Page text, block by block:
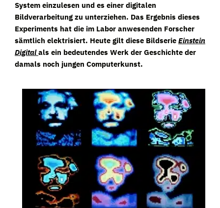
System einzulesen und es einer digitalen
Bildverarbeitung zu unterziehen. Das Ergebnis dieses
Experiments hat die im Labor anwesenden Forscher
sämtlich elektrisiert. Heute gilt diese Bildserie Einstein
Digitalals ein bedeutendes Werk der Geschichte der
damals noch jungen Computerkunst.